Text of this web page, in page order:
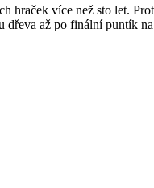
hraček více než sto let.
dřeva až po finální puntík na